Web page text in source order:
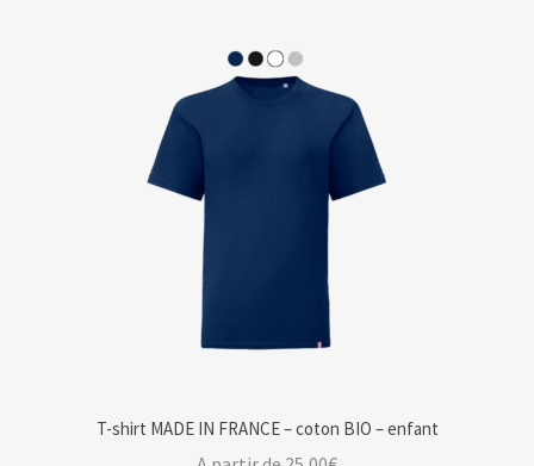
T-shirt MADE IN FRANCE – coton BIO – enfant